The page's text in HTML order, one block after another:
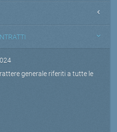
generale riferiti a tutte le